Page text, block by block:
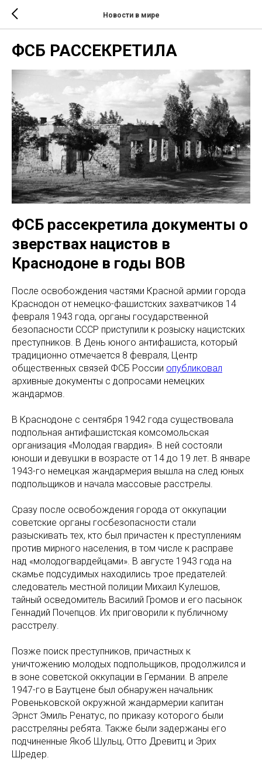
Новости в мире
ФСБ РАССЕКРЕТИЛА
ФСБ рассекретила документы о
зверствах нацистов в
Краснодоне в годы ВОВ
После освобождения частями Красной армии города
Краснодон от немецко-фашистских захватчиков 14
февраля 1943 года, органы государственной
безопасности СССР приступили к розыску нацистских
преступников. В День юного антифашиста, который
традиционно отмечается 8 февраля, Центр
общественных связей ФСБ России опубликовал
архивные документы с допросами немецких
жандармов.
В Краснодоне с сентября 1942 года существовала
подпольная антифашистская комсомольская
организация «Молодая гвардия». В ней состояли
юноши и девушки в возрасте от 14 до 19 лет. В январе
1943-го немецкая жандармерия вышла на след юных
подпольщиков и начала массовые расстрелы.
Сразу после освобождения города от оккупации
советские органы госбезопасности стали
разыскивать тех, кто был причастен к преступлениям
против мирного населения, в том числе к расправе
над «молодогвардейцами». В августе 1943 года на
скамье подсудимых находились трое предателей:
следователь местной полиции Михаил Кулешов,
тайный осведомитель Василий Громов и его пасынок
Геннадий Почепцов. Их приговорили к публичному
расстрелу.
Позже поиск преступников, причастных к
уничтожению молодых подпольщиков, продолжился и
в зоне советской оккупации в Германии. В апреле
1947-го в Баутцене был обнаружен начальник
Ровеньковской окружной жандармерии капитан
Эрнст Эмиль Ренатус, по приказу которого были
расстреляны ребята. Также были задержаны его
подчиненные Якоб Шульц, Отто Древитц и Эрих
Шредер.